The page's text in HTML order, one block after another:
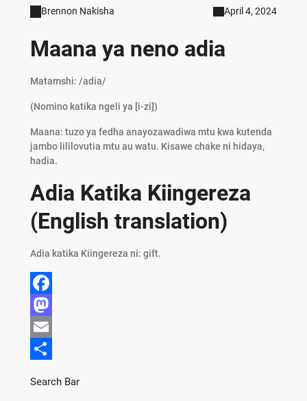
Brennon Nakisha April 4, 2024
Maana ya neno adia
Matamshi: /adia/
(Nomino katika ngeli ya [i-zi])
Maana: tuzo ya fedha anayozawadiwa mtu kwa kutenda
jambo lililovutia mtu au watu. Kisawe chake ni hidaya,
hadia.
Adia Katika Kiingereza
(English translation)
Adia katika Kiingereza ni: gift.
F
a
c
M
aE
Search Bar